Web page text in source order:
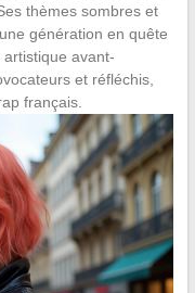
thèmes sombres et
génération en quête
artistique avant-
et réfléchis,
français.